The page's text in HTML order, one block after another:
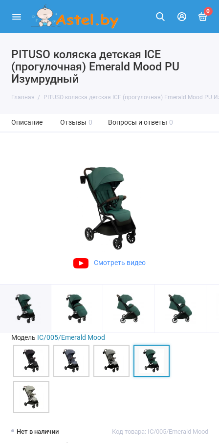
0
PITUSO коляска детская ICE
(прогулочная) Emerald Mood PU
Изумрудный
Главная PITUSO коляска детская ICE (прогулочная) Emerald Mood PU
Описание Отзывы 0 Вопросы и ответы 0
Смотреть видео
Нет в наличии Код товара: IC/005/Emerald Mood
Модель IC/005/Emerald Mood